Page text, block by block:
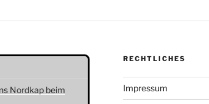
Nordkap beim
RECHTLICHES
Impressum